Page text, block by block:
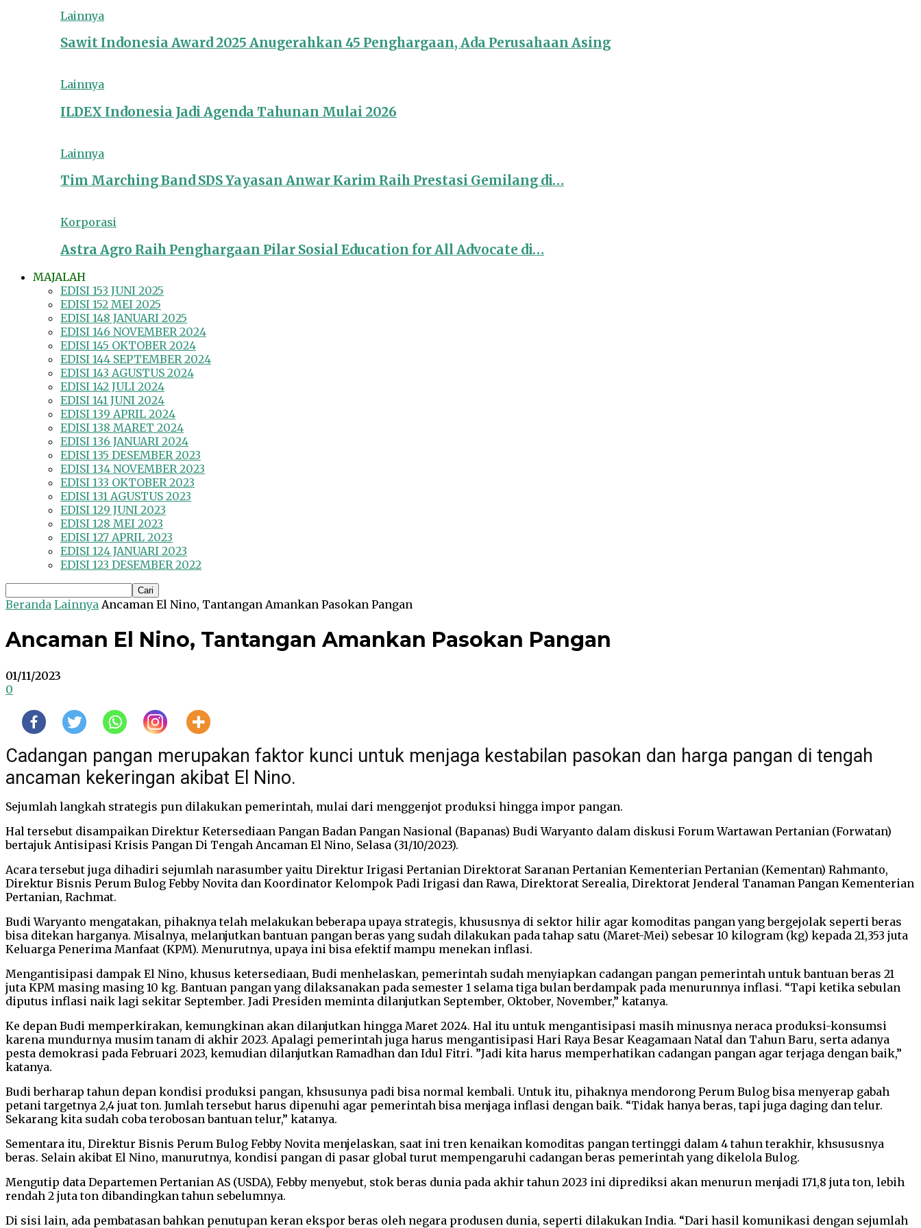
Lainnya
Sawit Indonesia Award 2025 Anugerahkan 45 Penghargaan, Ada Perusahaan Asing
Lainnya
ILDEX Indonesia Jadi Agenda Tahunan Mulai 2026
Lainnya
Tim Marching Band SDS Yayasan Anwar Karim Raih Prestasi Gemilang di…
Korporasi
Astra Agro Raih Penghargaan Pilar Sosial Education for All Advocate di…
MAJALAH
EDISI 153 JUNI 2025
EDISI 152 MEI 2025
EDISI 148 JANUARI 2025
EDISI 146 NOVEMBER 2024
EDISI 145 OKTOBER 2024
EDISI 144 SEPTEMBER 2024
EDISI 143 AGUSTUS 2024
EDISI 142 JULI 2024
EDISI 141 JUNI 2024
EDISI 139 APRIL 2024
EDISI 138 MARET 2024
EDISI 136 JANUARI 2024
EDISI 135 DESEMBER 2023
EDISI 134 NOVEMBER 2023
EDISI 133 OKTOBER 2023
EDISI 131 AGUSTUS 2023
EDISI 129 JUNI 2023
EDISI 128 MEI 2023
EDISI 127 APRIL 2023
EDISI 124 JANUARI 2023
EDISI 123 DESEMBER 2022
Beranda Lainnya Ancaman El Nino, Tantangan Amankan Pasokan Pangan
Ancaman El Nino, Tantangan Amankan Pasokan Pangan
01/11/2023
0
Cadangan pangan merupakan faktor kunci untuk menjaga kestabilan pasokan dan harga pangan di tengah
ancaman kekeringan akibat El Nino.
Sejumlah langkah strategis pun dilakukan pemerintah, mulai dari menggenjot produksi hingga impor pangan.
Hal tersebut disampaikan Direktur Ketersediaan Pangan Badan Pangan Nasional (Bapanas) Budi Waryanto dalam diskusi Forum Wartawan Pertanian (Forwatan)
bertajuk Antisipasi Krisis Pangan Di Tengah Ancaman El Nino, Selasa (31/10/2023).
Acara tersebut juga dihadiri sejumlah narasumber yaitu Direktur Irigasi Pertanian Direktorat Saranan Pertanian Kementerian Pertanian (Kementan) Rahmanto,
Direktur Bisnis Perum Bulog Febby Novita dan Koordinator Kelompok Padi Irigasi dan Rawa, Direktorat Serealia, Direktorat Jenderal Tanaman Pangan Kementerian
Pertanian, Rachmat.
Budi Waryanto mengatakan, pihaknya telah melakukan beberapa upaya strategis, khususnya di sektor hilir agar komoditas pangan yang bergejolak seperti beras
bisa ditekan harganya. Misalnya, melanjutkan bantuan pangan beras yang sudah dilakukan pada tahap satu (Maret-Mei) sebesar 10 kilogram (kg) kepada 21,353 juta
Keluarga Penerima Manfaat (KPM). Menurutnya, upaya ini bisa efektif mampu menekan inflasi.
Mengantisipasi dampak El Nino, khusus ketersediaan, Budi menhelaskan, pemerintah sudah menyiapkan cadangan pangan pemerintah untuk bantuan beras 21
juta KPM masing masing 10 kg. Bantuan pangan yang dilaksanakan pada semester 1 selama tiga bulan berdampak pada menurunnya inflasi. “Tapi ketika sebulan
diputus inflasi naik lagi sekitar September. Jadi Presiden meminta dilanjutkan September, Oktober, November,” katanya.
Ke depan Budi memperkirakan, kemungkinan akan dilanjutkan hingga Maret 2024. Hal itu untuk mengantisipasi masih minusnya neraca produksi-konsumsi
karena mundurnya musim tanam di akhir 2023. Apalagi pemerintah juga harus mengantisipasi Hari Raya Besar Keagamaan Natal dan Tahun Baru, serta adanya
pesta demokrasi pada Februari 2023, kemudian dilanjutkan Ramadhan dan Idul Fitri. ”Jadi kita harus memperhatikan cadangan pangan agar terjaga dengan baik,”
katanya.
Budi berharap tahun depan kondisi produksi pangan, khsusunya padi bisa normal kembali. Untuk itu, pihaknya mendorong Perum Bulog bisa menyerap gabah
petani targetnya 2,4 juat ton. Jumlah tersebut harus dipenuhi agar pemerintah bisa menjaga inflasi dengan baik. “Tidak hanya beras, tapi juga daging dan telur.
Sekarang kita sudah coba terobosan bantuan telur,” katanya.
Sementara itu, Direktur Bisnis Perum Bulog Febby Novita menjelaskan, saat ini tren kenaikan komoditas pangan tertinggi dalam 4 tahun terakhir, khsususnya
beras. Selain akibat El Nino, manurutnya, kondisi pangan di pasar global turut mempengaruhi cadangan beras pemerintah yang dikelola Bulog.
Mengutip data Departemen Pertanian AS (USDA), Febby menyebut, stok beras dunia pada akhir tahun 2023 ini diprediksi akan menurun menjadi 171,8 juta ton, lebih
rendah 2 juta ton dibandingkan tahun sebelumnya.
Di sisi lain, ada pembatasan bahkan penutupan keran ekspor beras oleh negara produsen dunia, seperti dilakukan India. “Dari hasil komunikasi dengan sejumlah